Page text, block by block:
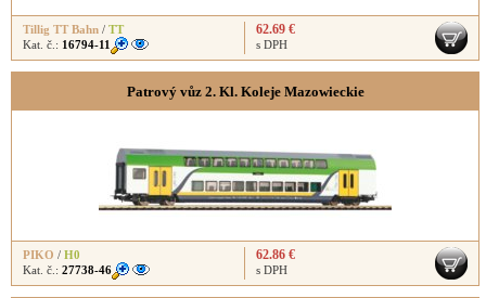
Tillig TT Bahn / TT
Kat. č.: 16794-11
62.69 €
s DPH
Patrový vůz 2. Kl. Koleje Mazowieckie
PIKO / H0
Kat. č.: 27738-46
62.86 €
s DPH